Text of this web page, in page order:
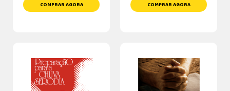
COMPRAR AGORA COMPRAR AGORA